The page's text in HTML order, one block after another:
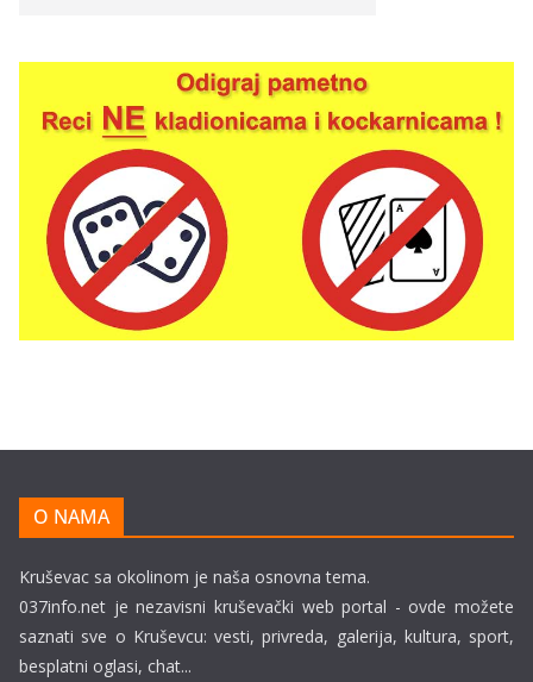
O NAMA
Kruševac sa okolinom je naša osnovna tema.
037info.net je nezavisni kruševački web portal - ovde možete
saznati sve o Kruševcu: vesti, privreda, galerija, kultura, sport,
besplatni oglasi, chat...